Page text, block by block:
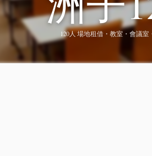
120人 場地租借・教室・會議室